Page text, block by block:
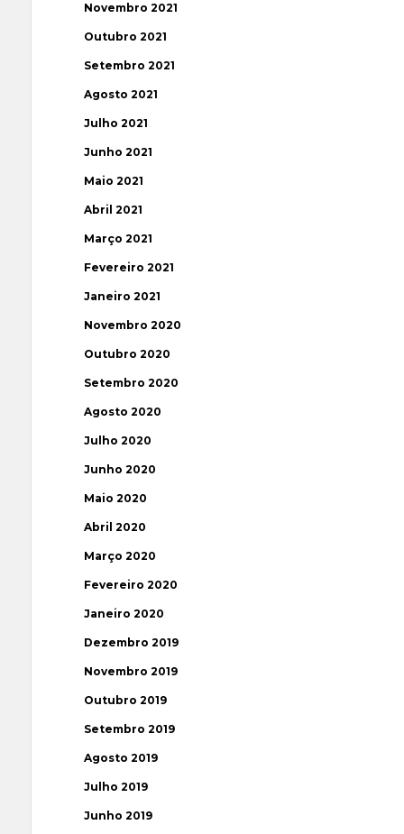
Novembro 2021
Outubro 2021
Setembro 2021
Agosto 2021
Julho 2021
Junho 2021
Maio 2021
Abril 2021
Março 2021
Fevereiro 2021
Janeiro 2021
Novembro 2020
Outubro 2020
Setembro 2020
Agosto 2020
Julho 2020
Junho 2020
Maio 2020
Abril 2020
Março 2020
Fevereiro 2020
Janeiro 2020
Dezembro 2019
Novembro 2019
Outubro 2019
Setembro 2019
Agosto 2019
Julho 2019
Junho 2019